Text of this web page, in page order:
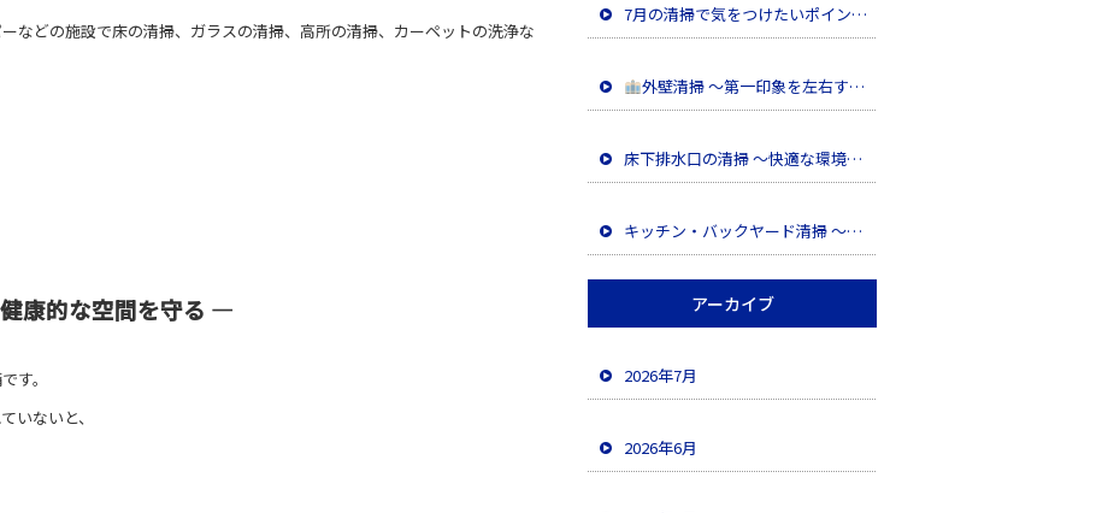
などの施設で床の清掃、ガラスの清掃、高所の清掃、カーペットの洗浄な
康的な空間を守る ―
す。
いないと、
7月の清掃で気をつけたいポイント
外壁清掃 ～第一印象を左右する大切なメンテナンス～
床下排水口の清掃 ～快適な環境を維持するために～
キッチン・バックヤード清掃 〜油汚れを徹底除去し、安全な職場環境へ〜
アーカイブ
2026年7月
2026年6月